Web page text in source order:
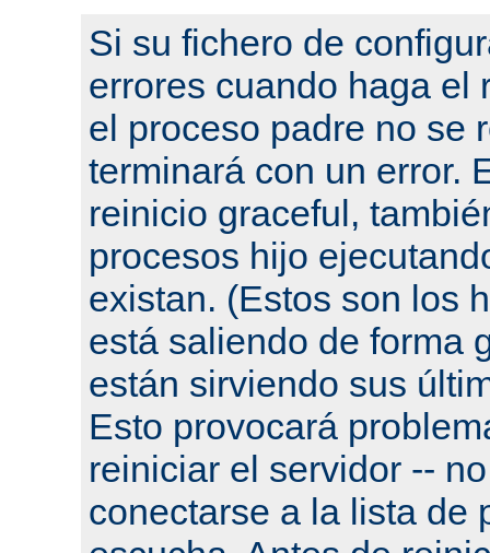
Si su fichero de
errores cuando haga el
el proceso padre no se
terminará con un error.
reinicio graceful,
procesos hijo
existan. (Estos son los
está saliendo de forma
están sirviendo sus
Esto provocará
reiniciar el servidor --
conectarse a la lista de